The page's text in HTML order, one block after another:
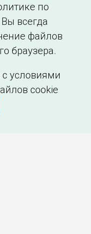
по
всегда
файлов
браузера.
условиями
cookie